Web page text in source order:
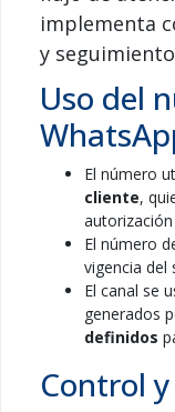
implementa
y
Uso del
El número
cliente,
El número
vigencia del
El canal se
generados
definidos
Control